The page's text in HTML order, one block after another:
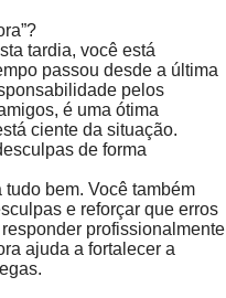
tardia, você está
passou desde a última
pelos
é uma ótima
ciente da situação.
de forma
bem. Você também
e reforçar que erros
profissionalmente
ajuda a fortalecer a